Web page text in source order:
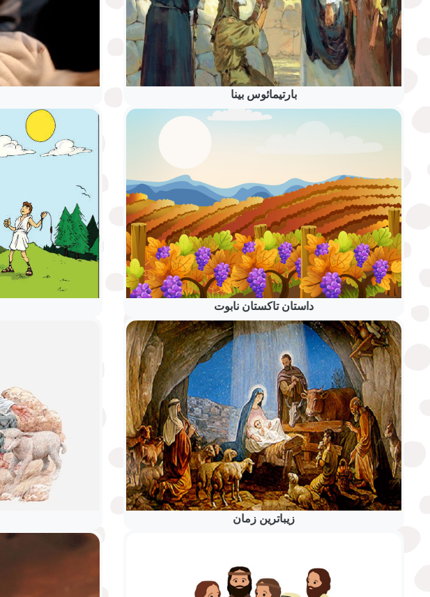
بارتیمائوس بینا
داستان تاکستان نابوت
زیباترین زمان